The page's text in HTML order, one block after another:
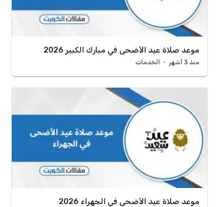
موعد صلاة عيد الأضحى في مبارك الكبير 2026
منذ 3 أشهر الخدمات
موعد صلاة عيد الأضحى في الجهراء 2026